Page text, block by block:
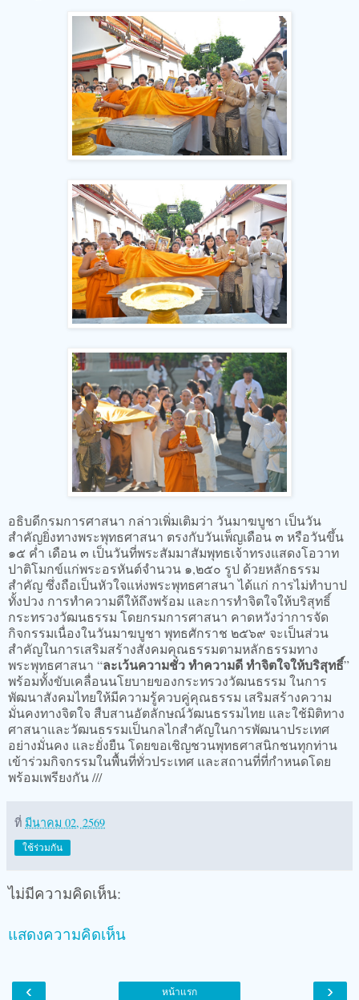
อธิบดีกรมการศาสนา กล่าวเพิ่มเติมว่า วันมาฆบูชา เป็นวัน
สำคัญยิ่งทางพระพุทธศาสนา ตรงกับวันเพ็ญเดือน ๓ หรือวันขึ้น
๑๕ ค่ำ เดือน ๓ เป็นวันที่พระสัมมาสัมพุทธเจ้าทรงแสดงโอวาท
ปาติโมกข์แก่พระอรหันต์จำนวน ๑,๒๕๐ รูป ด้วยหลักธรรม
สำคัญ ซึ่งถือเป็นหัวใจแห่งพระพุทธศาสนา ได้แก่ การไม่ทำบาป
ทั้งปวง การทำความดีให้ถึงพร้อม และการทำจิตใจให้บริสุทธิ์
กระทรวงวัฒนธรรม โดยกรมการศาสนา คาดหวังว่าการจัด
กิจกรรมเนื่องในวันมาฆบูชา พุทธศักราช ๒๕๖๙ จะเป็นส่วน
สำคัญในการเสริมสร้างสังคมคุณธรรมตามหลักธรรมทาง
พระพุทธศาสนา “ละเว้นความชั่ว ทำความดี ทำจิตใจให้บริสุทธิ์”
พร้อมทั้งขับเคลื่อนนโยบายของกระทรวงวัฒนธรรม ในการ
พัฒนาสังคมไทยให้มีความรู้ควบคู่คุณธรรม เสริมสร้างความ
มั่นคงทางจิตใจ สืบสานอัตลักษณ์วัฒนธรรมไทย และใช้มิติทาง
ศาสนาและวัฒนธรรมเป็นกลไกสำคัญในการพัฒนาประเทศ
อย่างมั่นคง และยั่งยืน โดยขอเชิญชวนพุทธศาสนิกชนทุกท่าน
เข้าร่วมกิจกรรมในพื้นที่ทั่วประเทศ และสถานที่ที่กำหนดโดย
พร้อมเพรียงกัน ///
ที่ มีนาคม 02, 2569
ใช้ร่วมกัน
ไม่มีความคิดเห็น:
แสดงความคิดเห็น
‹ ›
หน้าแรก